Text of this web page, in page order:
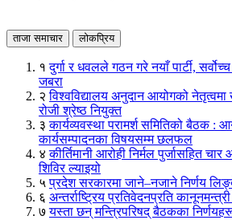
ताजा समाचार लोकप्रिय
१ दुर्गा र धवलले गठन गरे नयाँ पार्टी,
जबरा
२ विश्वविद्यालय अनुदान आयोगको
रोजी श्रेष्ठ नियुक्त
३ कार्यव्यवस्था परामर्श समितिको बैठक :
कार्यसम्पादनका विषयसम्म छलफल
४ कीर्तिमानी आरोही निर्मल पुर्जासहित
शिविर ल्याइयो
५ प्रदेश सरकारमा जाने–नजाने निर्णय
६ अन्तर्राष्ट्रिय प्रतिवेदनप्रति
७ यस्ता छन् मन्त्रिपरिषद् बैठकका